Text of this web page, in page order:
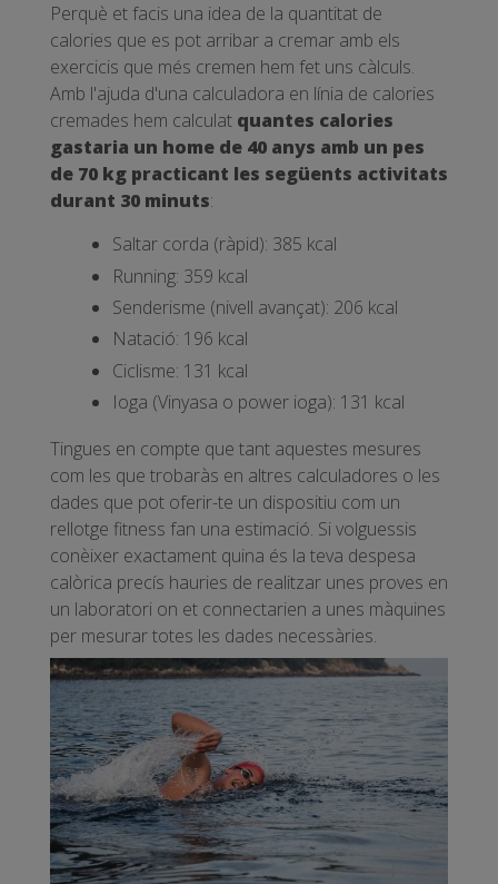
Perquè et facis una idea de la quantitat de
calories que es pot arribar a cremar amb els
exercicis que més cremen hem fet uns càlculs.
Amb l'ajuda d'una calculadora en línia de calories
cremades hem calculat quantes calories
gastaria un home de 40 anys amb un pes
de 70 kg practicant les següents activitats
durant 30 minuts:
Saltar corda (ràpid): 385 kcal
Running: 359 kcal
Senderisme (nivell avançat): 206 kcal
Natació: 196 kcal
Ciclisme: 131 kcal
Ioga (Vinyasa o power ioga): 131 kcal
Tingues en compte que tant aquestes mesures
com les que trobaràs en altres calculadores o les
dades que pot oferir-te un dispositiu com un
rellotge fitness fan una estimació. Si volguessis
conèixer exactament quina és la teva despesa
calòrica precís hauries de realitzar unes proves en
un laboratori on et connectarien a unes màquines
per mesurar totes les dades necessàries.